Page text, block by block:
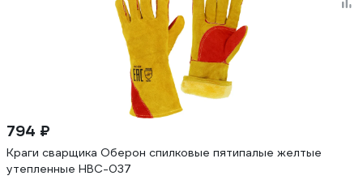
794 ₽
Краги сварщика Оберон спилковые пятипалые желтые
утепленные HBC-037